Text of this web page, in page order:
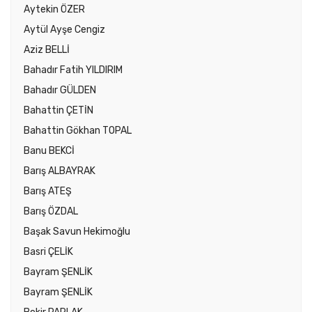
Aytekin ÖZER
Aytül Ayşe Cengiz
Aziz BELLİ
Bahadır Fatih YILDIRIM
Bahadır GÜLDEN
Bahattin ÇETİN
Bahattin Gökhan TOPAL
Banu BEKCİ
Barış ALBAYRAK
Barış ATEŞ
Barış ÖZDAL
Başak Savun Hekimoğlu
Basri ÇELİK
Bayram ŞENLİK
Bayram ŞENLİK